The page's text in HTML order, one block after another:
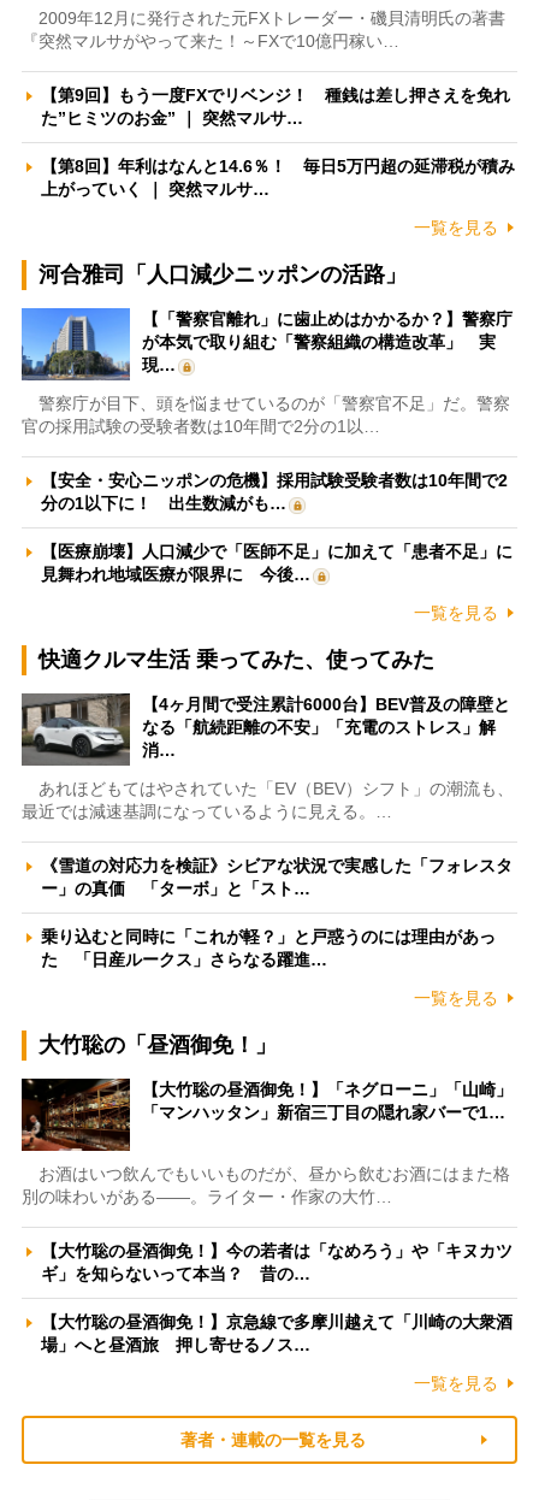
2009年12月に発行された元FXトレーダー・磯貝清明氏の著書
『突然マルサがやって来た！～FXで10億円稼い…
【第9回】もう一度FXでリベンジ！ 種銭は差し押さえを免れ
た”ヒミツのお金” ｜ 突然マルサ…
【第8回】年利はなんと14.6％！ 毎日5万円超の延滞税が積み
上がっていく ｜ 突然マルサ…
一覧を見る
河合雅司「人口減少ニッポンの活路」
【「警察官離れ」に歯止めはかかるか？】警察庁
が本気で取り組む「警察組織の構造改革」 実
現…
警察庁が目下、頭を悩ませているのが「警察官不足」だ。警察
官の採用試験の受験者数は10年間で2分の1以…
【安全・安心ニッポンの危機】採用試験受験者数は10年間で2
分の1以下に！ 出生数減がも…
【医療崩壊】人口減少で「医師不足」に加えて「患者不足」に
見舞われ地域医療が限界に 今後…
一覧を見る
快適クルマ生活 乗ってみた、使ってみた
【4ヶ月間で受注累計6000台】BEV普及の障壁と
なる「航続距離の不安」「充電のストレス」解
消…
あれほどもてはやされていた「EV（BEV）シフト」の潮流も、
最近では減速基調になっているように見える。…
《雪道の対応力を検証》シビアな状況で実感した「フォレスタ
ー」の真価 「ターボ」と「スト…
乗り込むと同時に「これが軽？」と戸惑うのには理由があっ
た 「日産ルークス」さらなる躍進…
一覧を見る
大竹聡の「昼酒御免！」
【大竹聡の昼酒御免！】「ネグローニ」「山崎」
「マンハッタン」新宿三丁目の隠れ家バーで1…
お酒はいつ飲んでもいいものだが、昼から飲むお酒にはまた格
別の味わいがある――。ライター・作家の大竹…
【大竹聡の昼酒御免！】今の若者は「なめろう」や「キヌカツ
ギ」を知らないって本当？ 昔の…
【大竹聡の昼酒御免！】京急線で多摩川越えて「川崎の大衆酒
場」へと昼酒旅 押し寄せるノス…
一覧を見る
著者・連載の一覧を見る